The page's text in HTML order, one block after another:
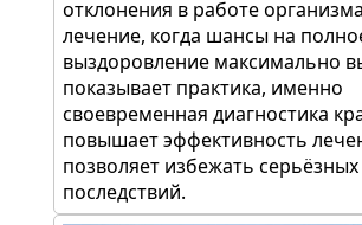
отклонения в работе
лечение, когда шансы на
выздоровление максимально
показывает практика, именно
своевременная диагностика
повышает эффективность
позволяет избежать серьёзных
последствий.